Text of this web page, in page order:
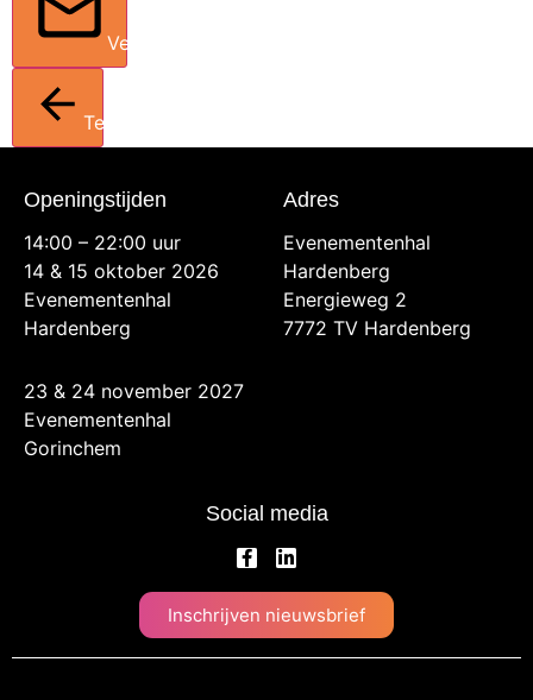
Verstuur
Terug
Openingstijden
14:00 – 22:00 uur
14 & 15 oktober 2026
Evenementenhal
Hardenberg
23 & 24 november 2027
Evenementenhal
Gorinchem
Adres
Evenementenhal
Hardenberg
Energieweg 2
7772 TV Hardenberg
Social media
Inschrijven nieuwsbrief